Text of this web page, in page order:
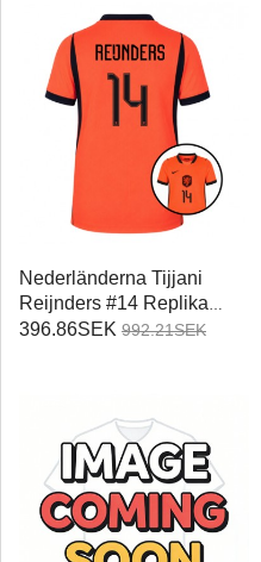
Nederländerna Tijjani
Reijnders #14 Replika
Hemmatröja Damer VM
396.86SEK 992.21SEK